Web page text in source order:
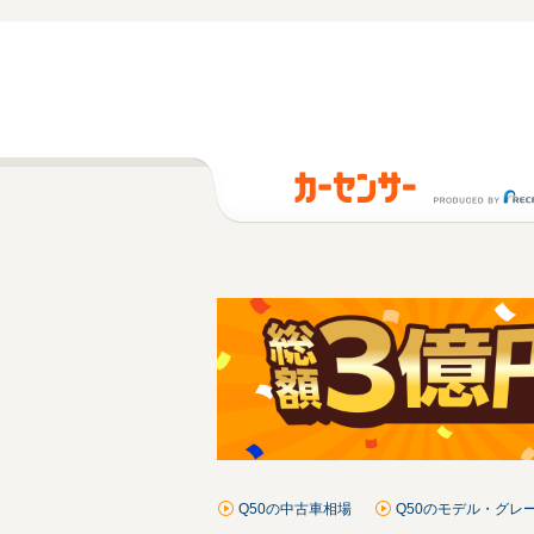
Q50の中古車相場 Q50のモデル・グレ